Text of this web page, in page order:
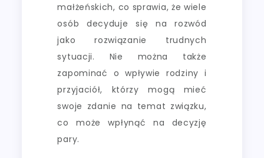
małżeńskich, co sprawia, że wiele
osób decyduje się na rozwód
jako rozwiązanie trudnych
sytuacji. Nie można także
zapominać o wpływie rodziny i
przyjaciół, którzy mogą mieć
swoje zdanie na temat związku,
co może wpłynąć na decyzję
pary.